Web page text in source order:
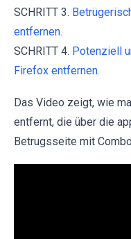
SCHRITT 3.
entfernen.
SCHRITT 4. Potenziell
Firefox entfernen.
Das Video zeigt, wie
entfernt, die über die
Betrugsseite mit